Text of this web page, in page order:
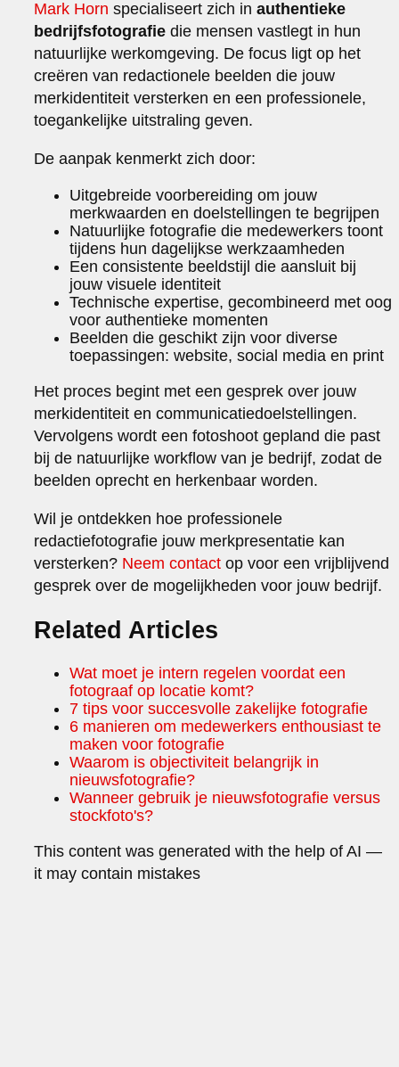
Mark Horn specialiseert zich inauthentieke
bedrijfsfotografie die mensen vastlegt in hun
natuurlijke werkomgeving. De focus ligt op het
creëren van redactionele beelden die jouw
merkidentiteit versterken en een professionele,
toegankelijke uitstraling geven.
De aanpak kenmerkt zich door:
Uitgebreide voorbereiding om jouw
merkwaarden en doelstellingen te begrijpen
Natuurlijke fotografie die medewerkers toont
tijdens hun dagelijkse werkzaamheden
Een consistente beeldstijl die aansluit bij
jouw visuele identiteit
Technische expertise, gecombineerd met oog
voor authentieke momenten
Beelden die geschikt zijn voor diverse
toepassingen: website, social media en print
Het proces begint met een gesprek over jouw
merkidentiteit en communicatiedoelstellingen.
Vervolgens wordt een fotoshoot gepland die past
bij de natuurlijke workflow van je bedrijf, zodat de
beelden oprecht en herkenbaar worden.
Wil je ontdekken hoe professionele
redactiefotografie jouw merkpresentatie kan
versterken? Neem contact op voor een vrijblijvend
gesprek over de mogelijkheden voor jouw bedrijf.
Related Articles
Wat moet je intern regelen voordat een
fotograaf op locatie komt?
7 tips voor succesvolle zakelijke fotografie
6 manieren om medewerkers enthousiast te
maken voor fotografie
Waarom is objectiviteit belangrijk in
nieuwsfotografie?
Wanneer gebruik je nieuwsfotografie versus
stockfoto's?
This content was generated with the help of AI —
it may contain mistakes